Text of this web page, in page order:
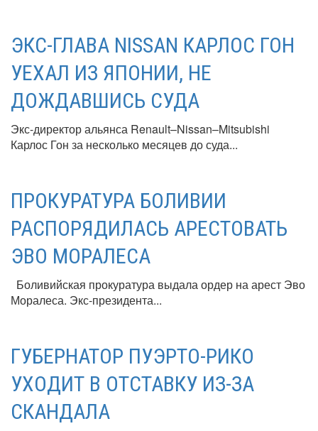
ЭКС-ГЛАВА NISSAN КАРЛОС ГОН
УЕХАЛ ИЗ ЯПОНИИ, НЕ
ДОЖДАВШИСЬ СУДА
Экс-директор альянса Renault–Nissan–Mitsubishi
Карлос Гон за несколько месяцев до суда...
ПРОКУРАТУРА БОЛИВИИ
РАСПОРЯДИЛАСЬ АРЕСТОВАТЬ
ЭВО МОРАЛЕСА
Боливийская прокуратура выдала ордер на арест Эво
Моралеса. Экс-президента...
ГУБЕРНАТОР ПУЭРТО-РИКО
УХОДИТ В ОТСТАВКУ ИЗ-ЗА
СКАНДАЛА